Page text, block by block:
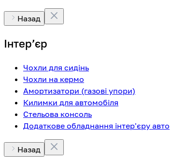
Назад
Інтерʼєр
Чохли для сидінь
Чохли на кермо
Амортизатори (газові упори)
Килимки для автомобіля
Стельова консоль
Додаткове обладнання інтер'єру авто
Назад